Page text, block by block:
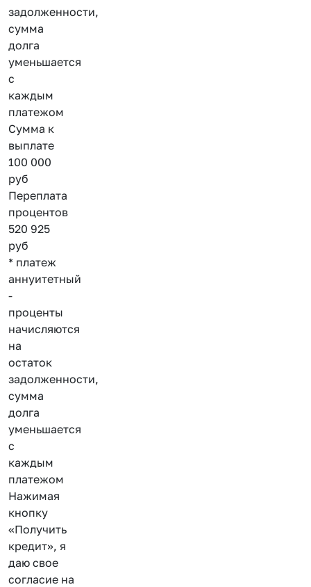
задолженности,
сумма
долга
уменьшается
с
каждым
платежом
Сумма к
выплате
100 000
руб
Переплата
процентов
520 925
руб
* платеж
аннуитетный
-
проценты
начисляются
на
остаток
задолженности,
сумма
долга
уменьшается
с
каждым
платежом
Нажимая
кнопку
«Получить
кредит», я
даю свое
согласие на